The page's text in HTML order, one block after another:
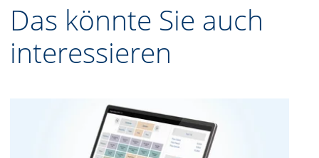
Das könnte Sie auch
interessieren